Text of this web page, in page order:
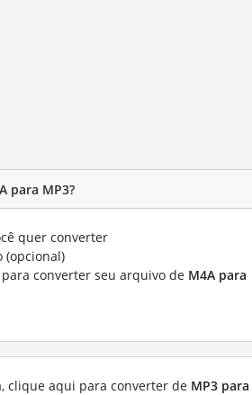
para MP3?
quer converter
(opcional)
converter seu arquivo de M4A para
clique aqui para converter de MP3 para